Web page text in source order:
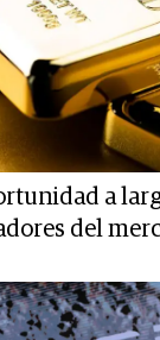
a
del